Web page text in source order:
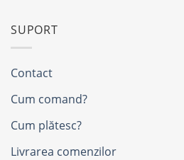
SUPORT
Contact
Cum comand?
Cum plătesc?
Livrarea comenzilor